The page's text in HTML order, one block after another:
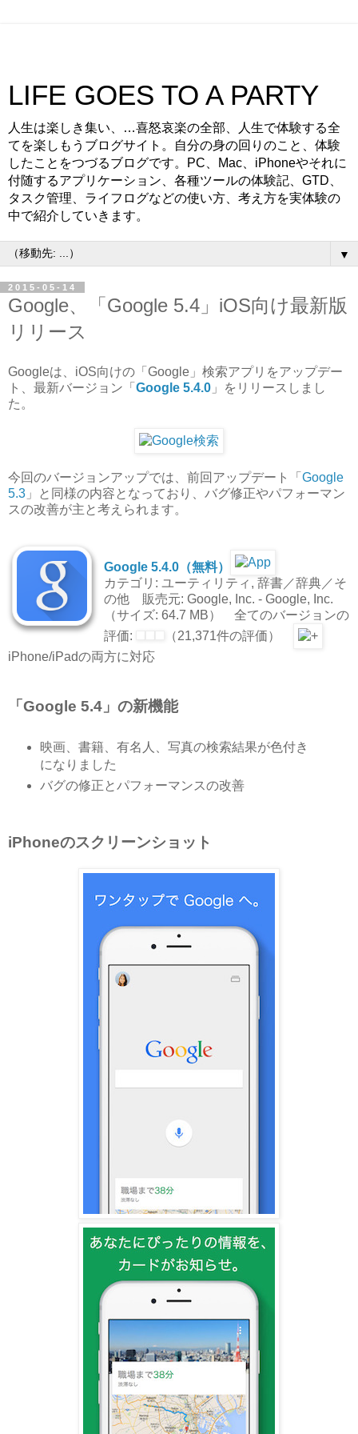
LIFE GOES TO A PARTY
人生は楽しき集い、…喜怒哀楽の全部、人生で体験する全
てを楽しもうブログサイト。自分の身の回りのこと、体験
したことをつづるブログです。PC、Mac、iPhoneやそれに
付随するアプリケーション、各種ツールの体験記、GTD、
タスク管理、ライフログなどの使い方、考え方を実体験の
中で紹介していきます。
▼
2015-05-14
Google、「Google 5.4」iOS向け最新版
リリース
Googleは、iOS向けの「Google」検索アプリをアップデー
ト、最新バージョン「 Google 5.4.0 」をリリースしまし
た。
今回のバージョンアップでは、前回アップデート「 Google
5.3 」と同様の内容となっており、バグ修正やパフォーマン
スの改善が主と考えられます。
Google 5.4.0（無料）
カテゴリ: ユーティリティ, 辞書／辞典／そ
の他 販売元: Google, Inc. - Google, Inc.
（サイズ: 64.7 MB） 全てのバージョンの
評価:
（21,371件の評価）
iPhone/iPadの両方に対応
「Google 5.4」の新機能
映画、書籍、有名人、写真の検索結果が色付き
になりました
バグの修正とパフォーマンスの改善
iPhoneのスクリーンショット